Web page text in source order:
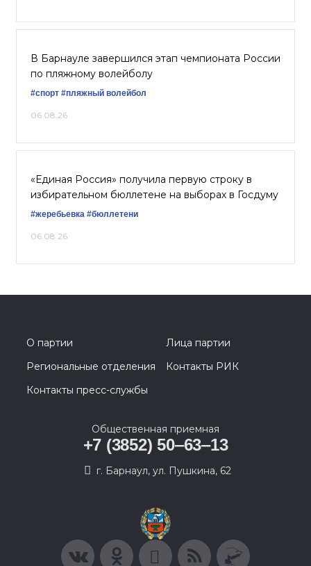
В Барнауле завершился этап чемпионата России
по пляжному волейболу
#спорт #пляжный волейбол
06.08.26
«Единая Россия» получила первую строку в
избирательном бюллетене на выборах в Госдуму
#жеребьевка #бюллетени
06.08.26
О партии
Лица партии
Региональные отделения
Контакты РИК
Контакты пресс-службы
Общественная приемная
+7 (3852) 50‒63‒13
г. Барнаул, ул. Пушкина, 62